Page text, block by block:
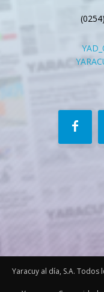
Yaracuy al día, S.A.